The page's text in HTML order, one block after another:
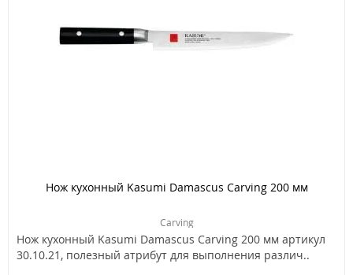
Нож кухонный Kasumi Damascus Carving 200 мм
Carving
Нож кухонный Kasumi Damascus Carving 200 мм артикул
30.10.21, полезный атрибут для выполнения различ..